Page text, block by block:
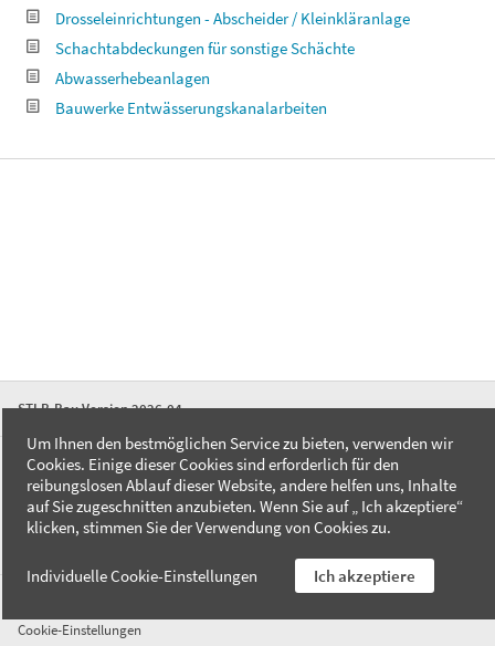
Drosseleinrichtungen - Abscheider / Kleinkläranlage
Schachtabdeckungen für sonstige Schächte
Abwasserhebeanlagen
Bauwerke Entwässerungskanalarbeiten
STLB-Bau Version 2026-04
FAQ
Kontakt
Datenschutzerklärung
Cookie-Einstellungen
Um Ihnen den bestmöglichen Service zu bieten, verwenden wir
Cookies. Einige dieser Cookies sind erforderlich für den
reibungslosen Ablauf dieser Website, andere helfen uns, Inhalte
auf Sie zugeschnitten anzubieten. Wenn Sie auf „ Ich akzeptiere“
klicken, stimmen Sie der Verwendung von Cookies zu.
Individuelle Cookie-Einstellungen Ich akzeptiere